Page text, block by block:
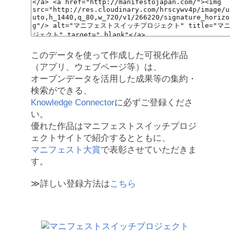
このデータを使って作成した可視化作品
（アプリ、ウェブページ等）は、
オープンデータを活用した成果等の集約・
検索ができる、
Knowledge Connectorに必ずご登録くださ
い。
優れた作品はマニフェストスイッチプロジ
ェクトサイトで紹介するとともに、
マニフェスト大賞で表彰させていただきま
す。
≫詳しい登録方法はこちら